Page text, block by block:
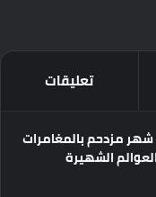
تعليقات
أغسطس 2026: شهر مزدحم بالمغامرات
الشهيرة